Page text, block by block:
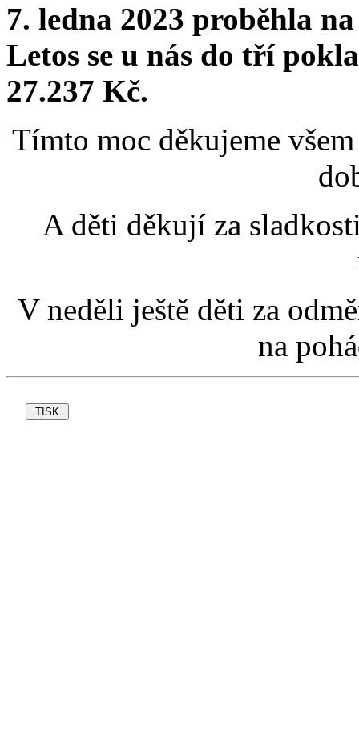
7. ledna 2023 proběhla
Letos se u nás do tří
27.237 Kč.
Tímto moc děkujeme
A děti děkují za
V neděli ještě děti za
na